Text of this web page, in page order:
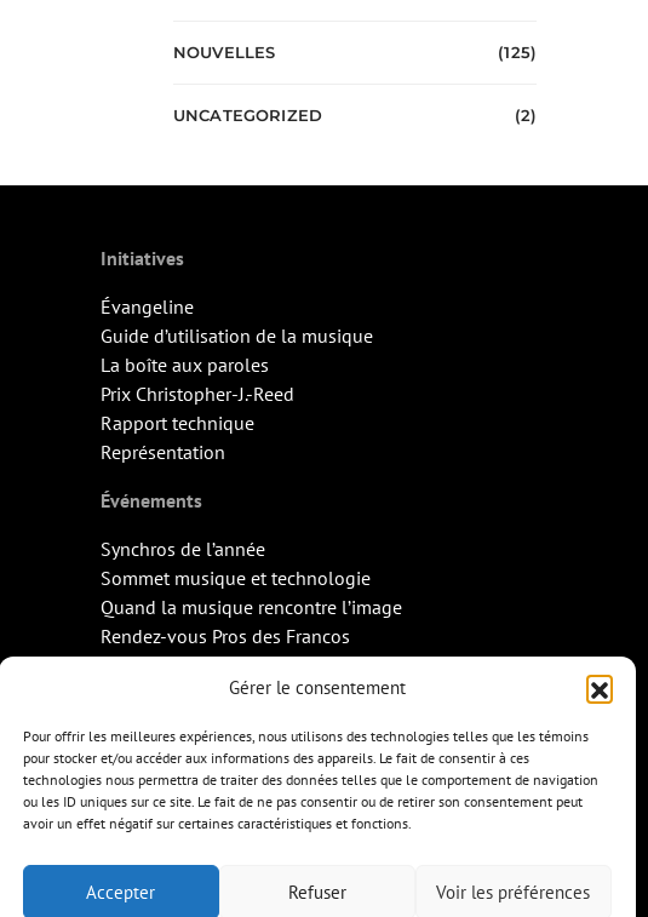
Gérer le consentement
Pour offrir les meilleures expériences, nous utilisons des technologies telles que les témoins
pour stocker et/ou accéder aux informations des appareils. Le fait de consentir à ces
technologies nous permettra de traiter des données telles que le comportement de navigation
ou les ID uniques sur ce site. Le fait de ne pas consentir ou de retirer son consentement peut
avoir un effet négatif sur certaines caractéristiques et fonctions.
Accepter Refuser Voir les préférences
NOUVELLES (125)
UNCATEGORIZED (2)
Initiatives
Évangeline
Guide d’utilisation de la musique
La boîte aux paroles
Prix Christopher-J.-Reed
Rapport technique
Représentation
Événements
Synchros de l’année
Sommet musique et technologie
Quand la musique rencontre l’image
Rendez-vous Pros des Francos
ÉVÉNEMENTS ENGLISH